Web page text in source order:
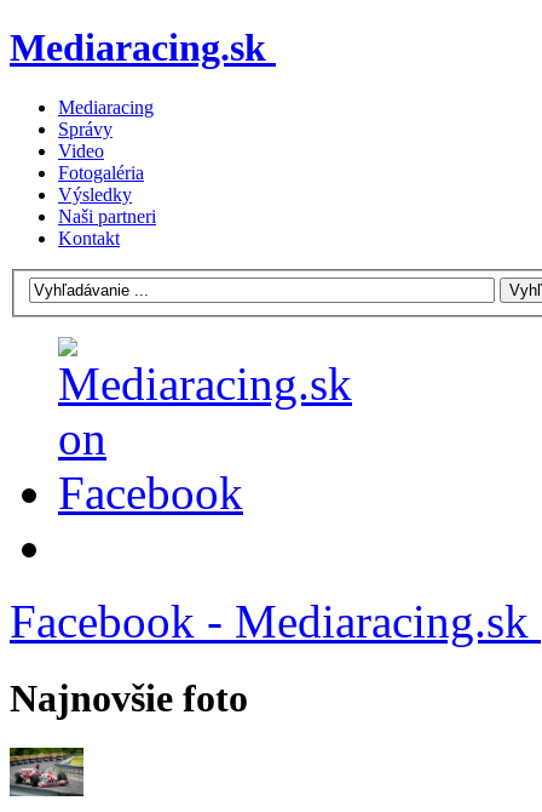
Mediaracing.sk
Mediaracing
Správy
Video
Fotogaléria
Výsledky
Naši partneri
Kontakt
Facebook - Mediaracing.sk
Najnovšie foto